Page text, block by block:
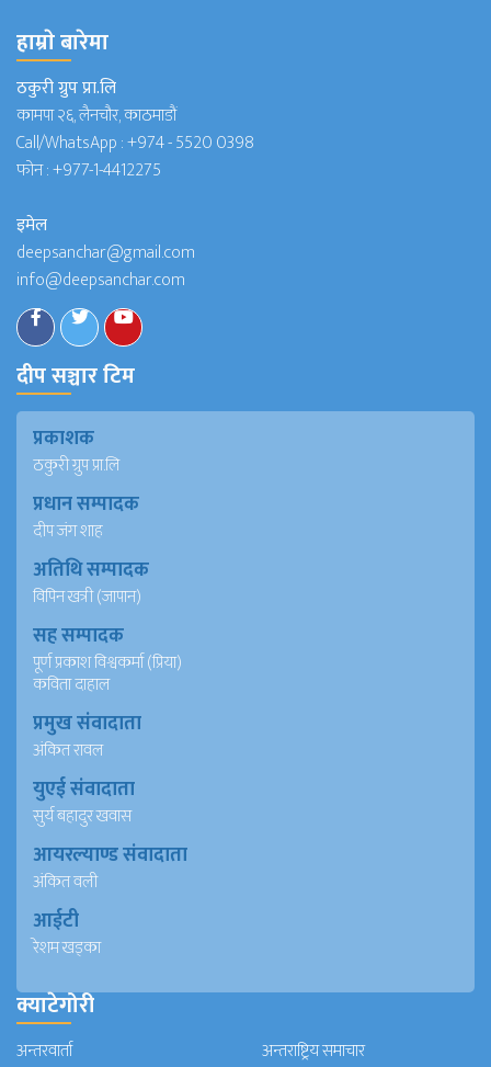
हाम्राे बारेमा
ठकुरी ग्रुप प्रा.लि
कामपा २६, लैनचौर, काठमाडौं
Call/WhatsApp :+974 - 5520 0398
फोन :+977-1-4412275
इमेल
deepsanchar@gmail.com
info@deepsanchar.com
दीप सञ्चार टिम
प्रकाशक
ठकुरी ग्रुप प्रा.लि
प्रधान सम्पादक
दीप जंग शाह
अतिथि सम्पादक
विपिन खत्री (जापान)
सह सम्पादक
पूर्ण प्रकाश विश्वकर्मा (प्रिया)
कविता दाहाल
प्रमुख संवादाता
अंकित रावल
युएई संवादाता
सुर्य बहादुर खवास
आयरल्याण्ड संवादाता
अंकित वली
आईटी
रेशम खड्का
क्याटेगोरी
अन्तरवार्ता अन्तराष्ट्रिय समाचार